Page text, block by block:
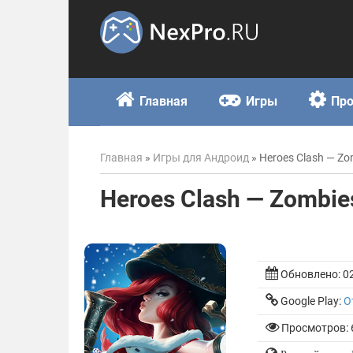
Главная Игры
Главная » Игры для Андроид » Heroes Clash —
Heroes Clash —
Обновлено:
Google Play:
Просмотров: